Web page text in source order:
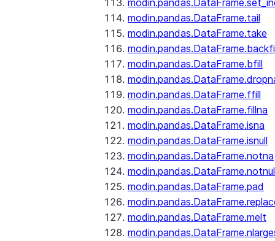
modin.pandas.DataFrame.tail
modin.pandas.DataFrame.take
modin.pandas.DataFrame.bfill
modin.pandas.DataFrame.ffill
modin.pandas.DataFrame.fillna
modin.pandas.DataFrame.isna
modin.pandas.DataFrame.isnull
modin.pandas.DataFrame.notna
modin.pandas.DataFrame.pad
modin.pandas.DataFrame.melt